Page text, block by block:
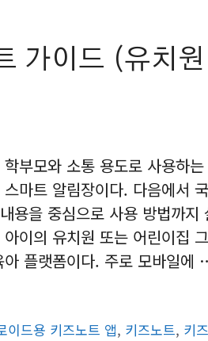
가이드 (유치원
부모와 소통 용도로 사용하
마트 알림장이다. 다음에서
용을 중심으로 사용 방법까지
이의 유치원 또는 어린이집
플랫폼이다. 주로 모바일에
이드용 키즈노트 앱, 키즈노트, 키